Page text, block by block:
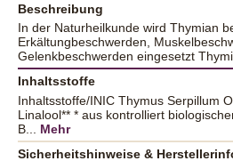
Beschreibung
In der Naturheilkunde wird Thymian
Erkältungbeschwerden,
Gelenkbeschwerden eingesetzt
Inhaltsstoffe
Inhaltsstoffe/INIC Thymus Serpillum
Linalool** * aus kontrolliert
B... Mehr
Sicherheitshinweise &